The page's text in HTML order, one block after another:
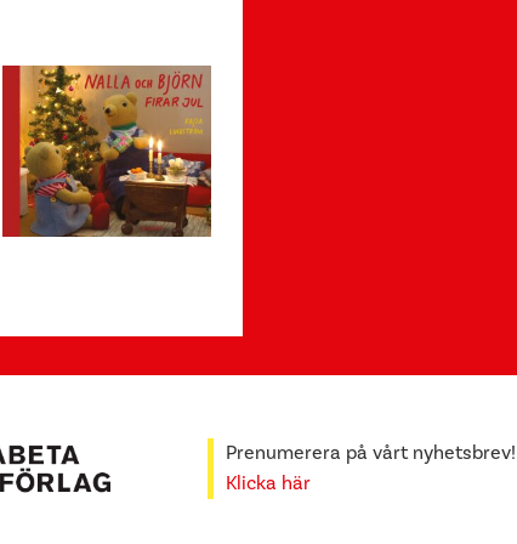
Prenumerera på vårt nyhetsbrev!
Klicka här